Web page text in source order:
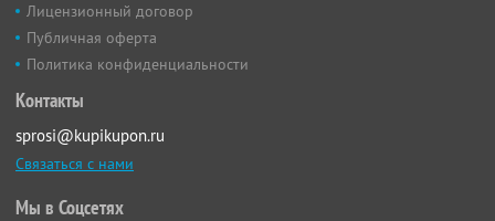
Лицензионный договор
Публичная оферта
Политика конфиденциальности
Контакты
sprosi@kupikupon.ru
Связаться с нами
Мы в Соцсетях